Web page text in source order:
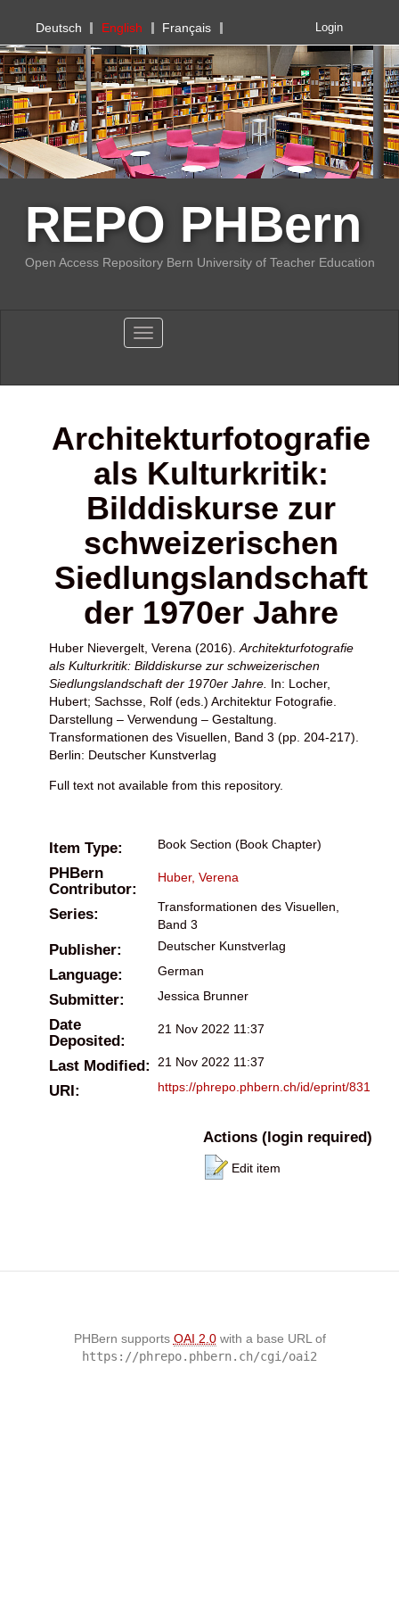
PHBern
Deutsch English Français Login
REPO PHBern
Open Access Repository Bern University of Teacher Education
Toggle navigation
Architekturfotografie
als Kulturkritik:
Bilddiskurse zur
schweizerischen
Siedlungslandschaft
der 1970er Jahre
Huber Nievergelt, Verena (2016). Architekturfotografie
als Kulturkritik: Bilddiskurse zur schweizerischen
Siedlungslandschaft der 1970er Jahre. In: Locher,
Hubert; Sachsse, Rolf (eds.) Architektur Fotografie.
Darstellung – Verwendung – Gestaltung.
Transformationen des Visuellen, Band 3 (pp. 204-217).
Berlin: Deutscher Kunstverlag
Full text not available from this repository.
Item Type: Book Section (Book Chapter)
PHBern
Contributor:
Huber, Verena
Series:
Transformationen des Visuellen,
Band 3
Publisher: Deutscher Kunstverlag
Language: German
Submitter: Jessica Brunner
Date
Deposited:
21 Nov 2022 11:37
Last Modified: 21 Nov 2022 11:37
URI: https://phrepo.phbern.ch/id/eprint/831
Actions (login required)
Edit item
PHBern supports OAI 2.0with a base URL of
https://phrepo.phbern.ch/cgi/oai2